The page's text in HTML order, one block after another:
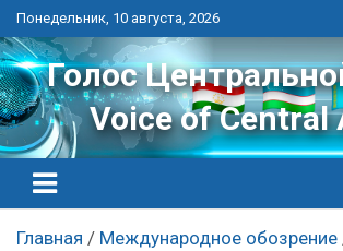
Перейти
к
контенту
Понедельник, 10 августа, 2026
Голос
Voice of Central
Главная
Международное обозрение